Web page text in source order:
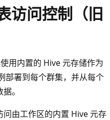
访问控制（旧
用内置的 Hive 元存储作为
部署到每个群集，并从每个
。
由工作区的内置 Hive 元存